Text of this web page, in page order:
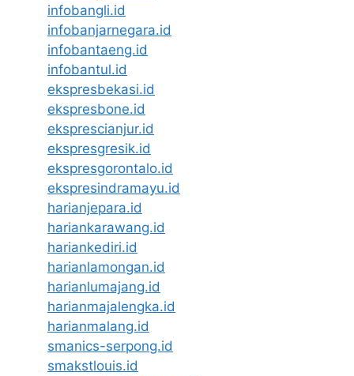
infobangli.id
infobanjarnegara.id
infobantaeng.id
infobantul.id
ekspresbekasi.id
ekspresbone.id
eksprescianjur.id
ekspresgresik.id
ekspresgorontalo.id
ekspresindramayu.id
harianjepara.id
hariankarawang.id
hariankediri.id
harianlamongan.id
harianlumajang.id
harianmajalengka.id
harianmalang.id
smanics-serpong.id
smakstlouis.id